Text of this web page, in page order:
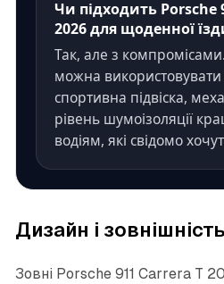
Чи підходить Porsche
2026 для щоденної
Так, але з
можна
спортивна підвіска,
рівень шумоізоляції
водіям, які свідомо
Дизайн і зовнішність
Зовні Porsche 911 Carrera T